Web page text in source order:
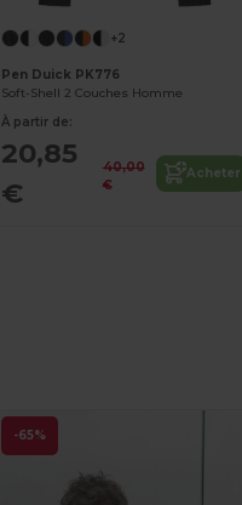
+2
Pen Duick PK776
Soft-Shell 2 Couches Homme
À partir de:
20,85
€
40,00
€
Acheter
-65%